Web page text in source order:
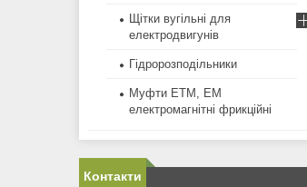
Щітки вугільні для
електродвигунів
Гідророзподільники
Муфти ЕТМ, ЕМ
електромагнітні фрикційні
Контакти